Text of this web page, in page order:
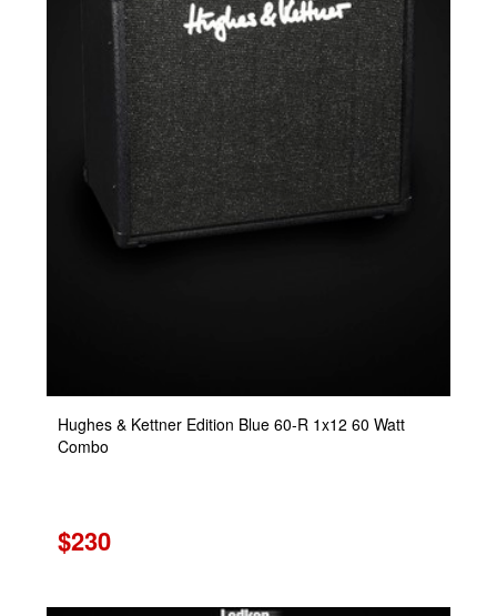
Hughes & Kettner Edition Blue 60-R 1x12 60 Watt
Combo
$230